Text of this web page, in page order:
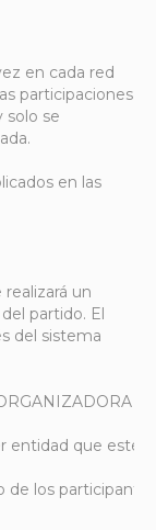
en cada red
participaciones
solo se
en las
un
partido. El
del sistema
entidad que esté
los